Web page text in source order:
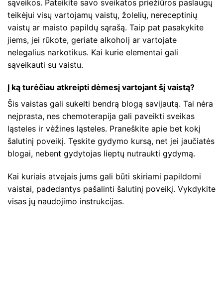
sąveikos. Pateikite savo sveikatos priežiūros paslaugų
teikėjui visų vartojamų vaistų, žolelių, nereceptinių
vaistų ar maisto papildų sąrašą. Taip pat pasakykite
jiems, jei rūkote, geriate alkoholį ar vartojate
nelegalius narkotikus. Kai kurie elementai gali
sąveikauti su vaistu.
Į ką turėčiau atkreipti dėmesį vartojant šį vaistą?
Šis vaistas gali sukelti bendrą blogą savijautą. Tai nėra
neįprasta, nes chemoterapija gali paveikti sveikas
ląsteles ir vėžines ląsteles. Praneškite apie bet kokį
šalutinį poveikį. Tęskite gydymo kursą, net jei jaučiatės
blogai, nebent gydytojas lieptų nutraukti gydymą.
Kai kuriais atvejais jums gali būti skiriami papildomi
vaistai, padedantys pašalinti šalutinį poveikį. Vykdykite
visas jų naudojimo instrukcijas.